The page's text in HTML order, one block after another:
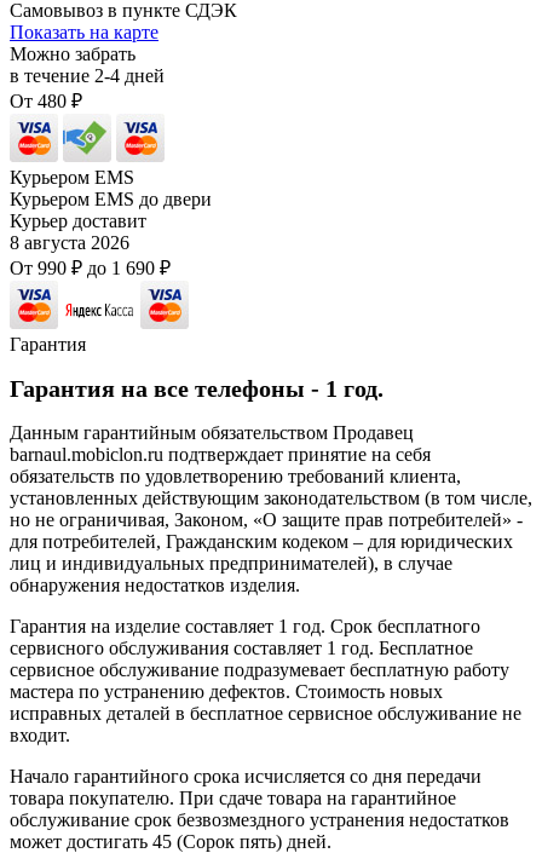
Самовывоз в пункте СДЭК
Показать на карте
Можно забрать
в течение 2-4 дней
От 480 ₽
Курьером EMS
Курьером EMS до двери
Курьер доставит
8 августа 2026
От 990 ₽ до 1 690 ₽
Гарантия
Гарантия на все телефоны - 1 год.
Данным гарантийным обязательством Продавец
barnaul.mobiclon.ru подтверждает принятие на себя
обязательств по удовлетворению требований клиента,
установленных действующим законодательством (в том числе,
но не ограничивая, Законом, «О защите прав потребителей» -
для потребителей, Гражданским кодеком – для юридических
лиц и индивидуальных предпринимателей), в случае
обнаружения недостатков изделия.
Гарантия на изделие составляет 1 год. Срок бесплатного
сервисного обслуживания составляет 1 год. Бесплатное
сервисное обслуживание подразумевает бесплатную работу
мастера по устранению дефектов. Стоимость новых
исправных деталей в бесплатное сервисное обслуживание не
входит.
Начало гарантийного срока исчисляется со дня передачи
товара покупателю. При сдаче товара на гарантийное
обслуживание срок безвозмездного устранения недостатков
может достигать 45 (Сорок пять) дней.